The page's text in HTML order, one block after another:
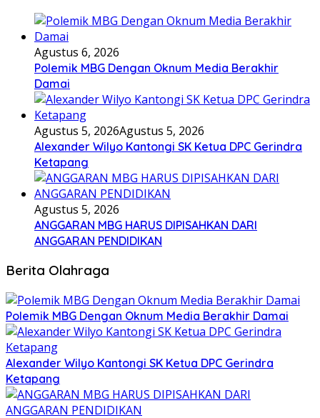
Agustus 6, 2026
Polemik MBG Dengan Oknum Media Berakhir
Damai
Agustus 5, 2026Agustus 5, 2026
Alexander Wilyo Kantongi SK Ketua DPC Gerindra
Ketapang
Agustus 5, 2026
ANGGARAN MBG HARUS DIPISAHKAN DARI
ANGGARAN PENDIDIKAN
Berita Olahraga
Polemik MBG Dengan Oknum Media Berakhir Damai
Alexander Wilyo Kantongi SK Ketua DPC Gerindra
Ketapang